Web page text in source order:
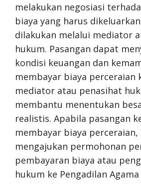
melakukan negosiasi
biaya yang harus
dilakukan melalui mediator
hukum. Pasangan dapat
kondisi keuangan dan
membayar biaya perceraian
mediator atau penasihat
membantu menentukan
realistis. Apabila pasangan
membayar biaya
mengajukan permohonan
pembayaran biaya atau
hukum ke Pengadilan